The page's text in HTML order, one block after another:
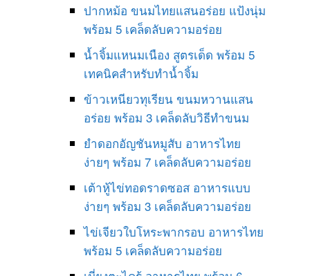
ปากหม้อ ขนมไทยแสนอร่อย แป้งนุ่ม
พร้อม 5 เคล็ดลับความอร่อย
น้ำจิ้มแหนมเนือง สูตรเด็ด พร้อม 5
เทคนิคสำหรับทำน้ำจิ้ม
ข้าวเหนียวทุเรียน ขนมหวานแสน
อร่อย พร้อม 3 เคล็ดลับวิธีทำขนม
ยำดอกอัญชันหมูสับ อาหารไทย
ง่ายๆ พร้อม 7 เคล็ดลับความอร่อย
เต้าหู้ไข่ทอดราดซอส อาหารแบบ
ง่ายๆ พร้อม 3 เคล็ดลับความอร่อย
ไข่เจียวใบโหระพากรอบ อาหารไทย
พร้อม 5 เคล็ดลับความอร่อย